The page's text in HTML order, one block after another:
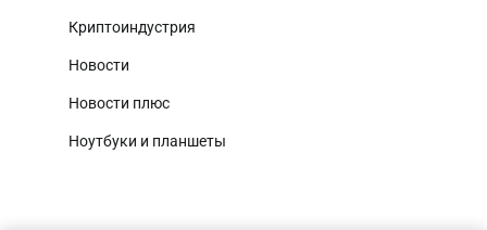
Криптоиндустрия
Новости
Новости плюс
Ноутбуки и планшеты